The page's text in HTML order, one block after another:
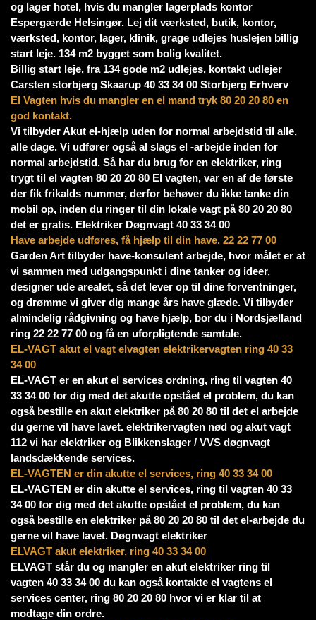
og lager hotel, hvis du mangler lagerplads kontor
Espergærde Helsingør. Lej dit værksted, butik, kontor,
værksted, kontor, lager, klinik, grage udlejes huslejen billig
start leje. 134 m2 bygget som bolig kvalitet.
Billig start leje, fra 134 gode m2 udlejes, kontakt udlejer
Carsten storbjerg Skaarup 40 33 34 00 Storbjerg Erhverv
El Vagten hvis du mangler en el mand tryk 80 20 20 80 en
god kontakt.
Vi tilbyder Akut el-hjælp uden for normal arbejdstid til alle,
alle dage. Vi udfører også al slags el -arbejde inden for
normal arbejdstid. Så har du brug for en elektriker, ring
trygt til el vagten 80 20 20 80 El vagten, var en af de første
der fik frikalds nummer, derfor behøver du ikke tanke din
mobil op, inden du ringer til din lokale vagt på 80 20 20 80
det er gratis. Elektriker Døgnvagt 40 33 34 00
Have arbejde udføres, få hjælp til din have. 22 22 77 00
Garden Art tilbyder have-konsulent arbejde, hvor målet er at
vi sammen med udgangspunkt i dine tanker og ideer,
designer ude arealet, så det lever op til dine forventninger,
og drømme vi giver dig mange års have glæde. Vi tilbyder
almindelig rådgivning og have hjælp, bor du i Nordsjælland
ring 22 22 77 00 og få en uforpligtende samtale.
EL-VAGT akut el vagt elvagten elektrikervagten ring 40 33
34 00
EL-VAGT er en akut el services ordning, ring til vagten 40
33 34 00 for dig med det akutte opstået el problem, du kan
også bestille en akut elektriker på 80 20 80 til det el arbejde
du gerne vil have lavet. elektrikervagten nød og akut vagt
112 vi har elektriker og Blikkenslager / VVS døgnvagt
landsdækkende services.
EL-VAGTEN er din akutte el services, ring 40 33 34 00
EL-VAGTEN er din akutte el services, ring til vagten 40 33
34 00 for dig med det akutte opstået el problem, du kan
også bestille en elektriker på 80 20 20 80 til det el-arbejde du
gerne vil have lavet. Døgnvagt elektriker
ELVAGT akut elektriker, ring 40 33 34 00
ELVAGT står du og mangler en akut elektriker ring til
vagten 40 33 34 00 du kan også kontakte el vagtens el
services center, ring 80 20 20 80 hvor vi er klar til at
modtage din ordre.